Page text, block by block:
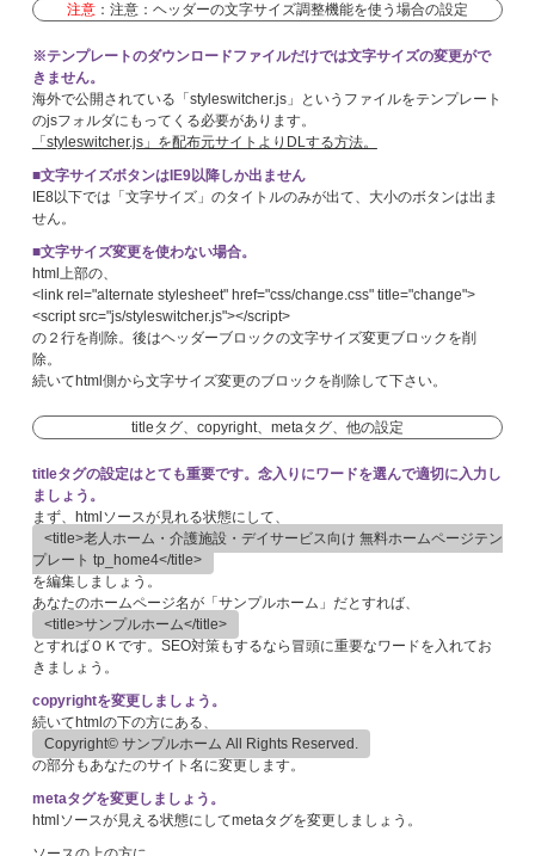
注意 ：注意：ヘッダーの文字サイズ調整機能を使う場合の設定
※テンプレートのダウンロードファイルだけでは文字サイズの変更がで
きません。
海外で公開されている「styleswitcher.js」というファイルをテンプレート
のjsフォルダにもってくる必要があります。
「styleswitcher.js」を配布元サイトよりDLする方法。
■文字サイズボタンはIE9以降しか出ません
IE8以下では「文字サイズ」のタイトルのみが出て、大小のボタンは出ま
せん。
■文字サイズ変更を使わない場合。
html上部の、
<link rel="alternate stylesheet" href="css/change.css" title="change">
<script src="js/styleswitcher.js"></script>
の２行を削除。後はヘッダーブロックの文字サイズ変更ブロックを削
除。
続いてhtml側から文字サイズ変更のブロックを削除して下さい。
titleタグ、copyright、metaタグ、他の設定
titleタグの設定はとても重要です。念入りにワードを選んで適切に入力し
ましょう。
まず、htmlソースが見れる状態にして、
<title>老人ホーム・介護施設・デイサービス向け 無料ホームページテン
プレート tp_home4</title>
を編集しましょう。
あなたのホームページ名が「サンプルホーム」だとすれば、
<title>サンプルホーム</title>
とすればＯＫです。SEO対策もするなら冒頭に重要なワードを入れてお
きましょう。
copyrightを変更しましょう。
続いてhtmlの下の方にある、
Copyright© サンプルホーム All Rights Reserved.
の部分もあなたのサイト名に変更します。
metaタグを変更しましょう。
htmlソースが見える状態にしてmetaタグを変更しましょう。